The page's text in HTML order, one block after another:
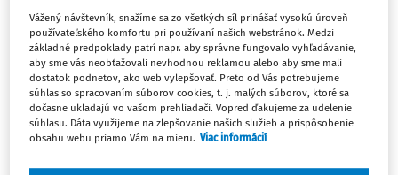
má v stredu rokovať vláda.
Minister hospodárstva Richard Sulík (SaS) má kabinetu
predložiť súbor desiatok zmien na zlepšenie
podnikateľského prostredia, ktorý sa bude dať rýchlo
zrealizovať a bude rozpočtovo neutrálny. Má ísť o rušenie
najrôznejších výkazov, povinnosti mať vyvesený
Vážený návštevník, snažíme sa zo všetkých síl prinášať vysokú úroveň
používateľského komfortu pri používaní našich webstránok. Medzi
základné predpoklady patrí napr. aby správne fungovalo vyhľadávanie,
aby sme vás neobťažovali nevhodnou reklamou alebo aby sme mali
dostatok podnetov, ako web vylepšovať. Preto od Vás potrebujeme
súhlas so spracovaním súborov cookies, t. j. malých súborov, ktoré sa
dočasne ukladajú vo vašom prehliadači. Vopred ďakujeme za udelenie
súhlasu. Dáta využijeme na zlepšovanie našich služieb a prispôsobenie
obsahu webu priamo Vám na mieru. Viac informácií